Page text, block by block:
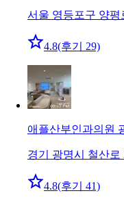
서울 영등포구 양평
4.8(후기 29)
애플산부인과의원
경기 광명시 철산로
4.8(후기 41)